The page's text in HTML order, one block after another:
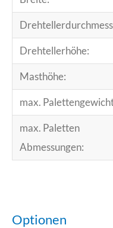
Drehtellerhöhe:
Masthöhe:
max.
max. Paletten
Abmessungen:
Optionen